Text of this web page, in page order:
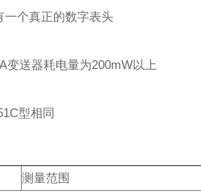
个真正的数字表头
送器耗电量为200mW以上
型相同
测量范围